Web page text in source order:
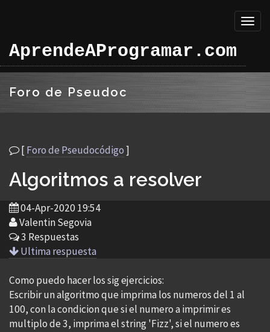
AprendeAProgramar.com
Foro de Pseudoc
[Foro de Pseudocódigo]
Algoritmos a resolver
04-Apr-2020 19:54
Valentin Segovia
3 Respuestas
Ultima respuesta
Como puedo hacer los sig ejercicios:
Escribir un algoritmo que imprima los numeros del 1 al
100, con la condicion que si el numero a imprimir es
multiplo de 3, imprima el string 'Fizz', si el numero es